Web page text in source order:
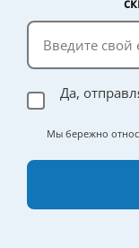
Да,
Мы бережно